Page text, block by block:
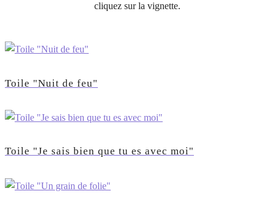
cliquez sur la vignette.
Toile "Nuit de feu"
Toile "Je sais bien que tu es avec moi"